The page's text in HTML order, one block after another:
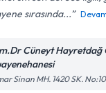
sırasında...
Cüneyt Hayretdağ
Sinan MH. 1420 SK.